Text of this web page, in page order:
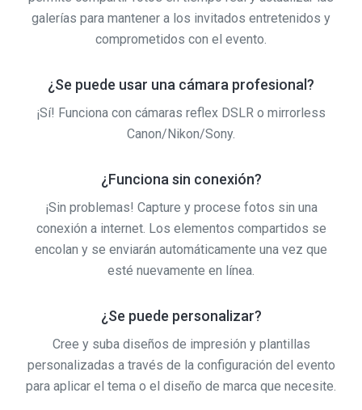
galerías para mantener a los invitados entretenidos y
comprometidos con el evento.
¿Se puede usar una cámara profesional?
¡Sí! Funciona con cámaras reflex DSLR o mirrorless
Canon/Nikon/Sony.
¿Funciona sin conexión?
¡Sin problemas! Capture y procese fotos sin una
conexión a internet. Los elementos compartidos se
encolan y se enviarán automáticamente una vez que
esté nuevamente en línea.
¿Se puede personalizar?
Cree y suba diseños de impresión y plantillas
personalizadas a través de la configuración del evento
para aplicar el tema o el diseño de marca que necesite.